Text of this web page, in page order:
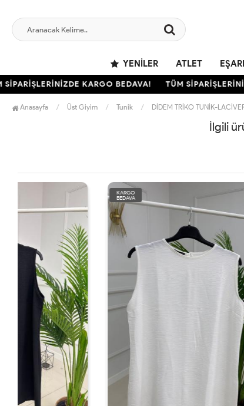
YENILER ATLET
KARGO BEDAVA! TÜM
Anasayfa Üst Giyim Tunik DİDEM TRİKO TUNİK-
İlgili
KARGO